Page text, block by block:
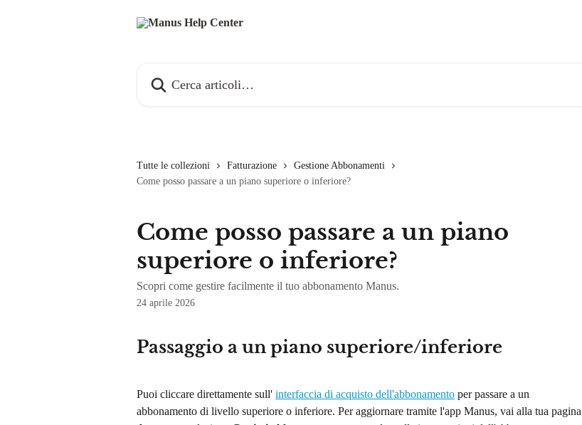
Tutte le collezioni Fatturazione
Gestione Abbonamenti
Come posso passare a un piano superiore o inferiore?
Come posso passare a un piano
superiore o inferiore?
Scopri come gestire facilmente il tuo abbonamento Manus.
24 aprile 2026
Passaggio a un piano superiore/inferiore
Puoi cliccare direttamente sull' interfaccia di acquisto dell'abbonamento per passare a un
abbonamento di livello superiore o inferiore. Per aggiornare tramite l'app Manus, vai alla tua pagina